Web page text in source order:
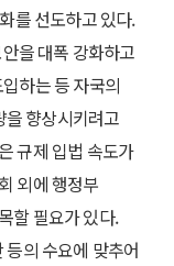
를 선도하고 있다.
을 대폭 강화하고
하는 등 자국의
향상시키려고
규제 입법 속도가
외에 행정부
할 필요가 있다.
의 수요에 맞추어